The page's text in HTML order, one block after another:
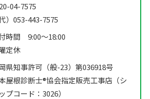
04-7575
代）053-443-7575
時間 9:00〜18:00
定休
県知事許可（般-23）第036918号
屋根診断士®️協会指定販売工事店（シ
プコード：3026）